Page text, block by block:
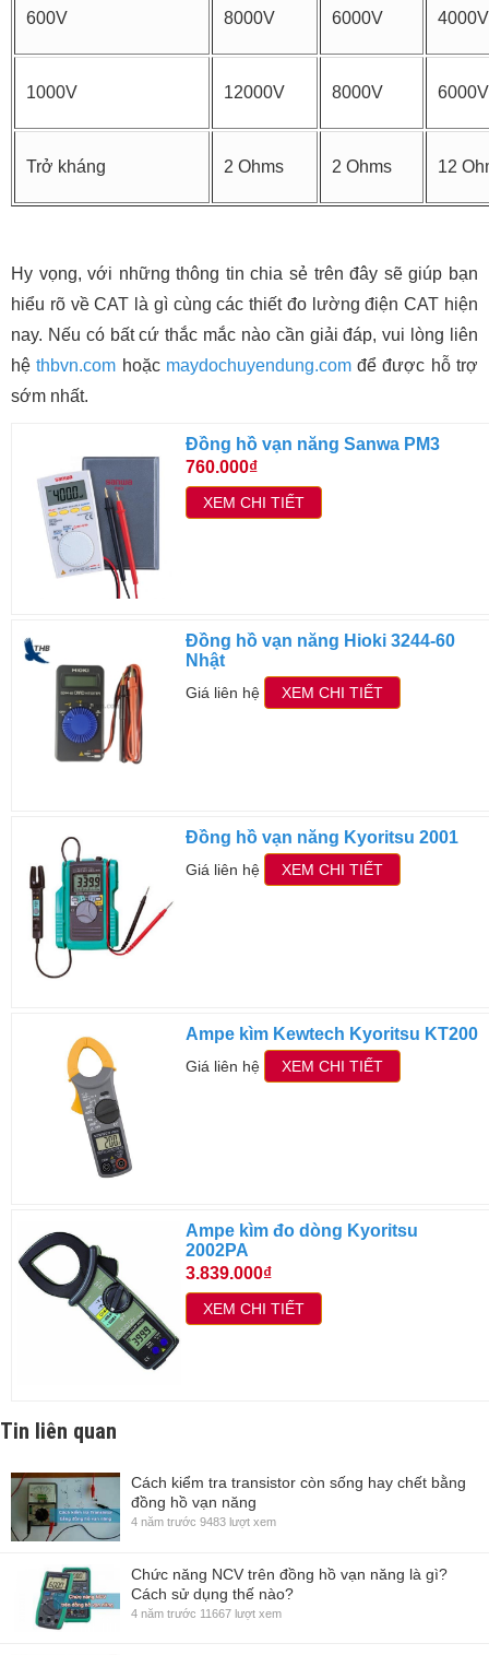
600V 8000V 6000V 4000V
1000V 12000V 8000V 6000V
Trở kháng 2 Ohms 2 Ohms 12
Hy vọng, với những thông tin chia sẻ trên đây sẽ giúp bạn
hiểu rõ về CAT là gì cùng các thiết đo lường điện CAT hiện
nay. Nếu có bất cứ thắc mắc nào cần giải đáp, vui lòng liên
hệthbvn.com hoặc maydochuyendung.comđể được hỗ trợ
sớm nhất.
Đồng hồ vạn năng Sanwa PM3
760.000₫
XEM CHI TIẾT
Đồng hồ vạn năng Hioki 3244-60
Nhật
Giá liên hệ XEM CHI TIẾT
Đồng hồ vạn năng Kyoritsu 2001
Giá liên hệ XEM CHI TIẾT
Ampe kìm Kewtech Kyoritsu KT200
Giá liên hệ XEM CHI TIẾT
Ampe kìm đo dòng Kyoritsu
2002PA
3.839.000₫
XEM CHI TIẾT
Tin liên quan
Cách kiểm tra transistor còn sống hay chết bằng
đồng hồ vạn năng
4 năm trước 9483 lượt xem
Chức năng NCV trên đồng hồ vạn năng là gì?
Cách sử dụng thế nào?
4 năm trước 11667 lượt xem